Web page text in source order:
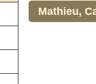
Mathieu,